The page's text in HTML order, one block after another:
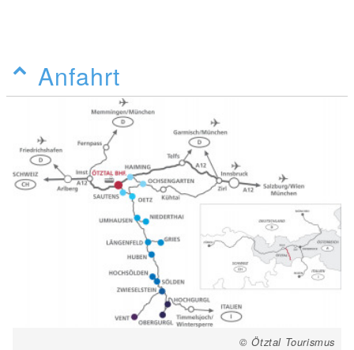
Anfahrt
© Ötztal Tourismus